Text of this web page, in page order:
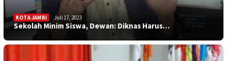
KOTA JAMBI Juli 17, 2023
Sekolah Minim Siswa, Dewan: Diknas Harus…